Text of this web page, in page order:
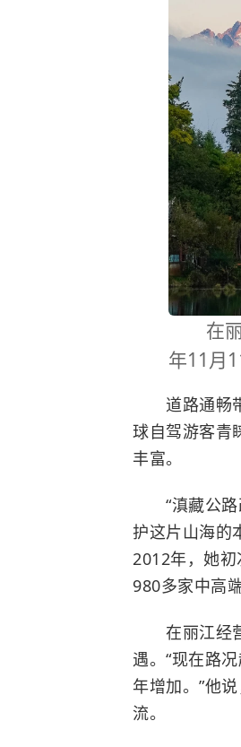
在丽
年11月
道路通畅带
球自驾游客青
丰富。
“滇藏公路
护这片山海的
2012年，她
980多家中高
在丽江经营
遇。“现在路
年增加。”他
流。